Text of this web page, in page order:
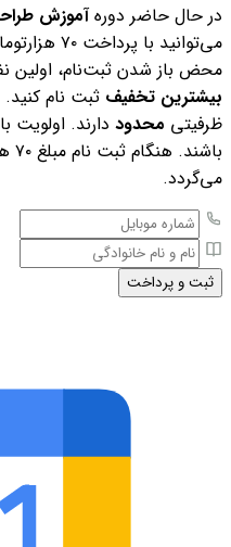
در حال حاضر دورهآموزش
می‌توانید با پرداخت ۷۰ هزارتومان
محض باز شدن ثبت‌نام، اولین
بیشترین تخفیف ثبت نام
ظرفیتی محدود دارند. اولویت
باشند. هنگام ثبت نام مبلغ ۷۰ هزارتومان از هزینه ثبت نام شما
می‌گردد.
ثبت و پرداخت